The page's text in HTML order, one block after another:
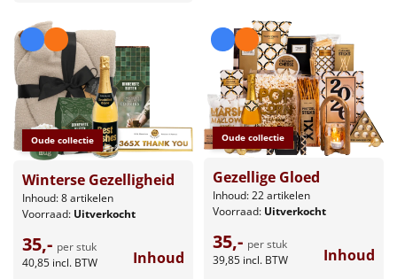
Oude collectie
Winterse Gezelligheid
Inhoud: 8 artikelen
Voorraad: Uitverkocht
35,- per stuk
40,85 incl. BTW Inhoud
Oude collectie
Gezellige Gloed
Inhoud: 22 artikelen
Voorraad: Uitverkocht
35,- per stuk
39,85 incl. BTW Inhoud